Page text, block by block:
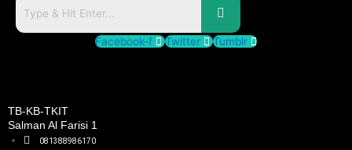
Facebook-f Twitter Tumblr
TB-KB-TKIT
Salman Al Farisi 1
081388986170